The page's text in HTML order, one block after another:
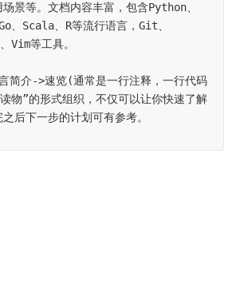
景等。文档内容丰富，包含Python、
、Scala、R等流行语言，Git、
Vim等工具。
简介->速览(通常是一行注释，一行代码
物”的形式组织，不仅可以让你快速了解
后下一步的计划可有参考。